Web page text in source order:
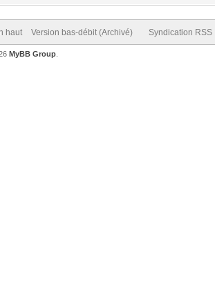
haut Version bas-débit (Archivé) Syndication RSS
MyBB Group